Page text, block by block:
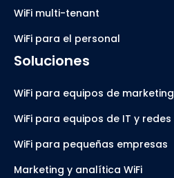
WiFi multi-tenant
WiFi para el personal
Soluciones
WiFi para equipos de marketing
WiFi para equipos de IT y redes
WiFi para pequeñas empresas
Marketing y analítica WiFi